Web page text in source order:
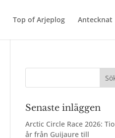
Top of Arjeplog Antecknat
Senaste inläggen
Arctic Circle Race 2026: Tio
år från Guijaure till